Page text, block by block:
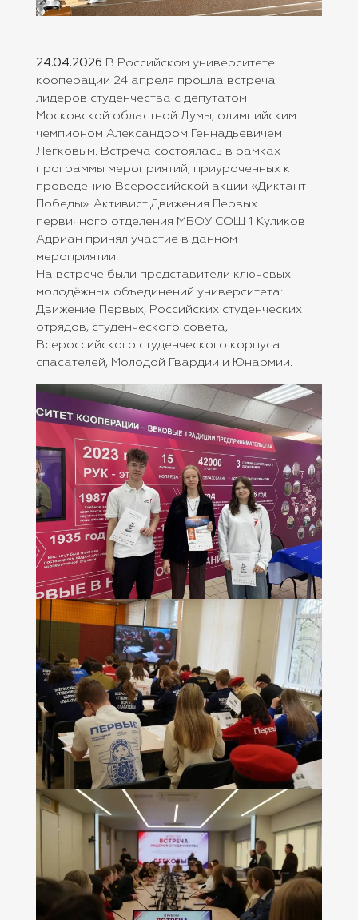
24.04.2026 В Российском университете
кооперации 24 апреля прошла встреча
лидеров студенчества с депутатом
Московской областной Думы, олимпийским
чемпионом Александром Геннадьевичем
Легковым. Встреча состоялась в рамках
программы мероприятий, приуроченных к
проведению Всероссийской акции «Диктант
Победы». Активист Движения Первых
первичного отделения МБОУ СОШ 1 Куликов
Адриан принял участие в данном
мероприятии.
На встрече были представители ключевых
молодёжных объединений университета:
Движение Первых, Российских студенческих
отрядов, студенческого совета,
Всероссийского студенческого корпуса
спасателей, Молодой Гвардии и Юнармии.